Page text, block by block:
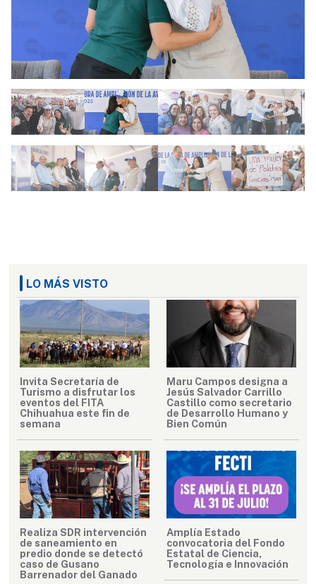
LO MÁS VISTO
Invita Secretaría de
Turismo a disfrutar los
eventos del FITA
Chihuahua este fin de
semana
Maru Campos designa a
Jesús Salvador Carrillo
Castillo como secretario
de Desarrollo Humano y
Bien Común
Realiza SDR intervención
de saneamiento en
predio donde se detectó
caso de Gusano
Barrenador del Ganado
Amplía Estado
convocatoria del Fondo
Estatal de Ciencia,
Tecnología e Innovación